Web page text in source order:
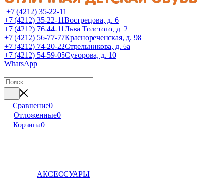
+7 (4212) 35-22-11
+7 (4212) 35-22-11Вострецова, д. 6
+7 (4212) 76-44-11Льва Толстого, д. 2
+7 (4212) 56-77-77Краснореченская, д. 98
+7 (4212) 74-20-22Стрельникова, д. 6а
+7 (4212) 54-59-05Суворова, д. 10
WhatsApp
Сравнение0
Отложенные0
Корзина0
АКСЕССУАРЫ